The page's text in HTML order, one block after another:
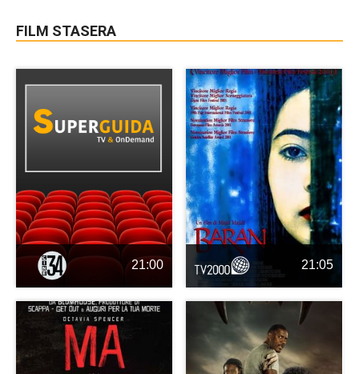
FILM STASERA
21:00 21:05